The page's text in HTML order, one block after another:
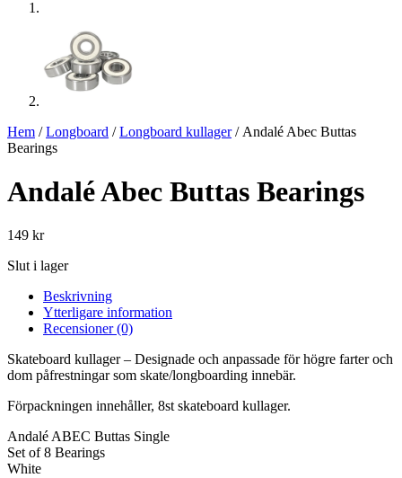
Hem /Longboard /Longboard kullager/ Andalé Abec Buttas
Bearings
Andalé Abec Buttas Bearings
149 kr
Slut i lager
Beskrivning
Ytterligare information
Recensioner (0)
Skateboard kullager – Designade och anpassade för högre farter och
dom påfrestningar som skate/longboarding innebär.
Förpackningen innehåller, 8st skateboard kullager.
Andalé ABEC Buttas Single
Set of 8 Bearings
White